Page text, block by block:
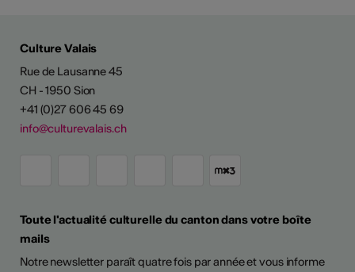
Culture Valais
Rue de Lausanne 45
CH - 1950 Sion
+41 (0)27 606 45 69
info@culturevalais.ch
Toute l'actualité culturelle du canton dans votre boîte
mails
Notre newsletter paraît quatre fois par année et vous informe